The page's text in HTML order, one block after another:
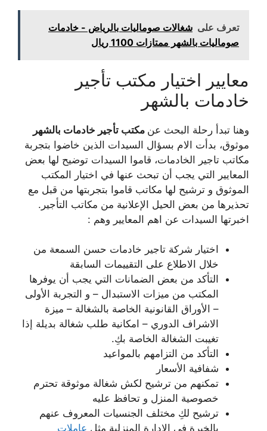
تعرف على شغالات صوماليات بالرياض - خادمات
صوماليات بالشهر ممتازات 1100 ريال
معايير اختيار مكتب تأجير
خادمات بالشهر
وهنا تبدأ رحلة البحث عن مكتب تأجير خادمات بالشهر
موثوق، بدأت الام بسؤال السيدات الذين خاضوا بتجربة
مكاتب تاجير الخادمات، قاموا السيدات توضيح لها بعض
المعايير التي يجب أن تبحث عنها في اختيار المكتب
الموثوق و ترشيح لها مكاتب قاموا بتجربتها من قبل مع
تحذيرها من بعض الحيل الإعلانية من مكاتب التأجير.
اخبرتها السيدات عن اهم المعايير وهم :
اختيار شركة تاجير خادمات حسن السمعة من
خلال الاطلاع على التقييمات السابقة
التأكد من بعض الضمانات التي يجب أن يوفرها
المكتب من ميزات الاستبدال – و التجربة الأولى
– الأوراق القانونية الخاصة بالشغالة – ميزة
الاشراف الدوري – امكانية طلب شغالة بديلة إذا
تغيبت الشغالة الخاصة بكِ.
التأكد من التزامهم بالمواعيد
شفافية الأسعار
تمكنهم من ترشيح لكش شغالة موثوقة تحترم
خصوصية المنزل و تحافظ عليه
ترشيح لكِ مختلف الجنسيات المعروف عنهم
بالخبرة في الإدارة المنزلية مثل عاملات